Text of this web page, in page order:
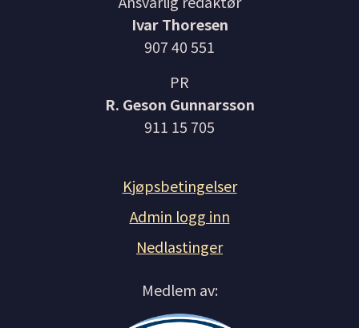
Ivar Thoresen
907 40 551
PR
R. Geson Gunnarsson
911 15 705
Kjøpsbetingelser
Admin logg inn
Nedlastinger
Medlem av: